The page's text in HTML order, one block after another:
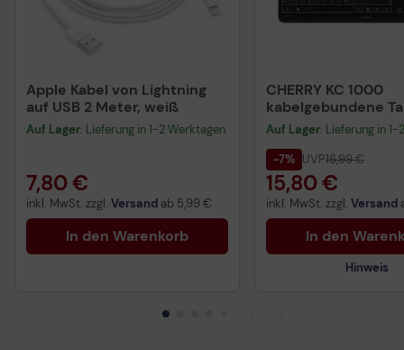
Apple Kabel von Lightning
auf USB 2 Meter, weiß
Auf Lager: Lieferung in 1-2 Werktagen
7,80 €
inkl. MwSt. zzgl. Versand ab 5,99 €
In den Warenkorb
CHERRY KC 1000
kabelgebundene
QWERTZ DE -
Auf Lager: Lieferung in
-7% UVP16,99 €
15,80 €
inkl. MwSt. zzgl. Versand
In den
Hinweis